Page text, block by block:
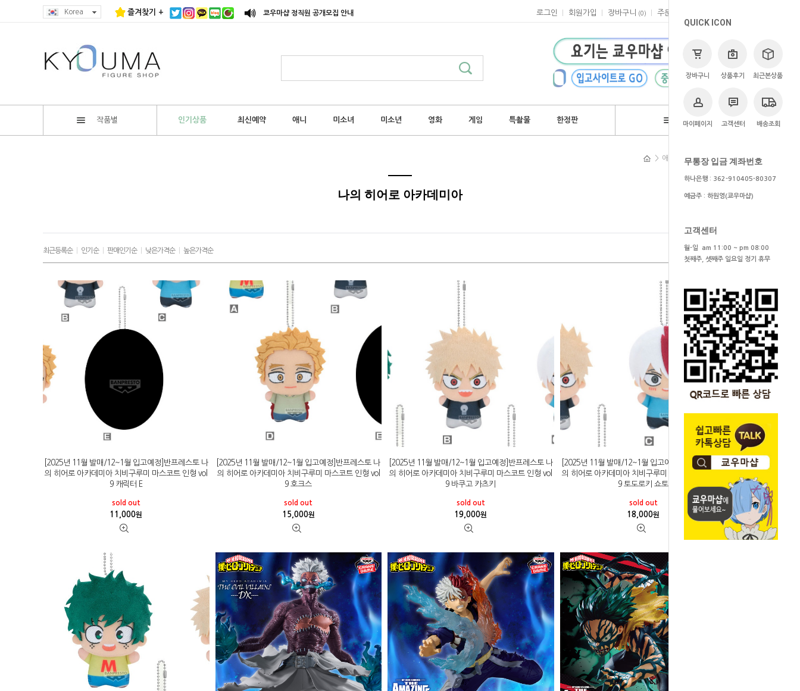
Korea 즐겨찾기 + 쿄우마샵 정직원 공개모집 안내 로그인 회원가입 장바구니 (0 ) 주문
작품별 인기상품 최신예약 애니 미소녀 미소년 영화 게임 특촬물 한정판 브랜드
QUICK ICON
장바구니 상품후기 최근본상품
마이페이지 고객센터 배송조회
무통장 입금 계좌번호
하나은행 : 362-910405-80307
예금주 : 하원영(쿄우마샵)
고객센터
월-일 am 11:00 ~ pm 08:00
첫째주, 셋째주 일요일 정기 휴무
> 애니 나의 히어로 아카데미아
나의 히어로 아카데미아
최근등록순| 인기순| 판매인기순| 낮은가격순| 높은가격순
[2025년 11월 발매/12~1월 입고예정]반프레스토 나
의 히어로 아카데미아 치비구루미 마스코트 인형 vol
9 캐릭터 E
sold out
11,000원
[2025년 11월 발매/12~1월 입고예정]반프레스토 나
의 히어로 아카데미아 치비구루미 마스코트 인형 vol
9 호크스
sold out
15,000원
[2025년 11월 발매/12~1월 입고예정]반프레스토 나
의 히어로 아카데미아 치비구루미 마스코트 인형 vol
9 바쿠고 카츠키
sold out
19,000원
[2025년 11월 발매/12~1월 입고예정]반프레스토 나
의 히어로 아카데미아 치비구루미 마스코트 인형 vol
9 토도로키 쇼토
sold out
18,000원